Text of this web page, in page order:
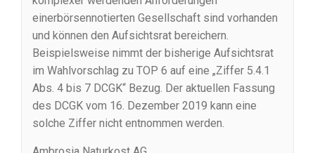
einerbörsennotierten Gesellschaft sind vorhanden
und können den Aufsichtsrat bereichern.
Beispielsweise nimmt der bisherige Aufsichtsrat
im Wahlvorschlag zu TOP 6 auf eine „Ziffer 5.4.1
Abs. 4 bis 7 DCGK“ Bezug. Der aktuellen Fassung
des DCGK vom 16. Dezember 2019 kann eine
solche Ziffer nicht entnommen werden.